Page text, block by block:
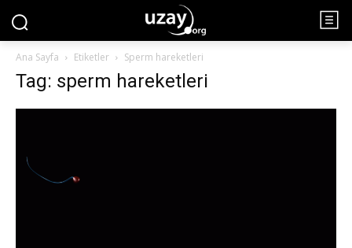
Ana Sayfa Etiketler Sperm hareketleri
Tag: sperm hareketleri